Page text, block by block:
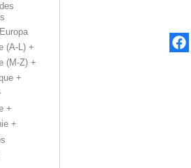
(A-L) +
(M-Z) +
+
+
+